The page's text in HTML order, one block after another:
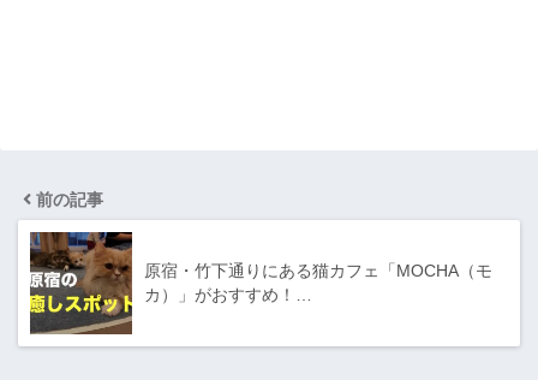
前の記事
原宿・竹下通りにある猫カフェ「MOCHA（モ
カ）」がおすすめ！…